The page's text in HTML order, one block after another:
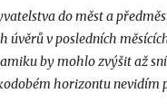
do měst a
v posledních
by mohlo zvýšit až
horizontu nevidím